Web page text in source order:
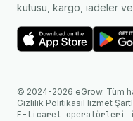
kutusu, kargo, iadeler
© 2024-2026 eGrow. Tüm
Gizlilik PolitikasıHizmet
E-ticaret